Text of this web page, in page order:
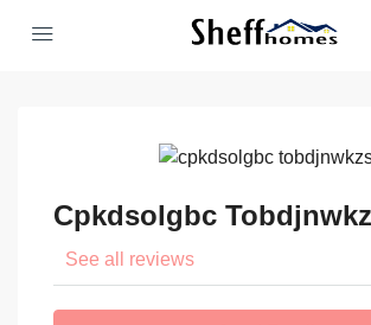
Cpkdsolgbc
See all reviews